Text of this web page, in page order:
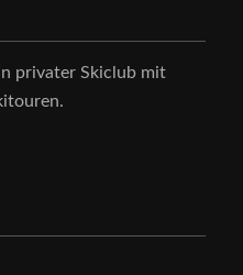
privater Skiclub mit